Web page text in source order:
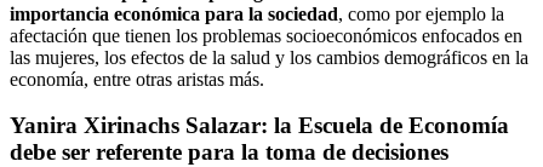
importancia económica para la sociedad, como por ejemplo la
afectación que tienen los problemas socioeconómicos enfocados en
las mujeres, los efectos de la salud y los cambios demográficos en la
economía, entre otras aristas más.
Yanira Xirinachs Salazar: la Escuela de Economía
debe ser referente para la toma de decisiones